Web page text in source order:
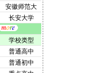
安徽师范大
长安大学
学校类型
普通高中
普通初中